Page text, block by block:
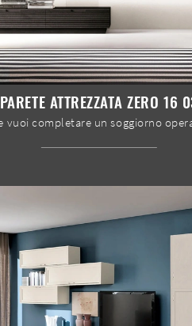
PARETE ATTREZZATA ZERO 16